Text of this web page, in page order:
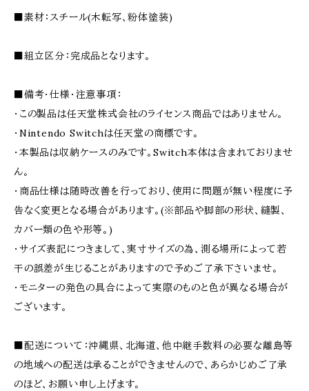
■素材：スチール(木転写、粉体塗装)
■組立区分：完成品となります。
■備考・仕様・注意事項：
・この製品は任天堂株式会社のライセンス商品ではありません。
・Nintendo Switchは任天堂の商標です。
・本製品は収納ケースのみです。Switch本体は含まれておりませ
ん。
・商品仕様は随時改善を行っており、使用に問題が無い程度に予
告なく変更となる場合があります。(※部品や脚部の形状、縫製、
カバー類の色や形等。)
・サイズ表記につきまして、実寸サイズの為、測る場所によって若
干の誤差が生じることがありますので予めご了承下さいませ。
・モニターの発色の具合によって実際のものと色が異なる場合が
ございます。
■配送について：沖縄県、北海道、他中継手数料の必要な離島等
の地域への配送は承ることができませんので、あらかじめご了承
のほど、お願い申し上げます。